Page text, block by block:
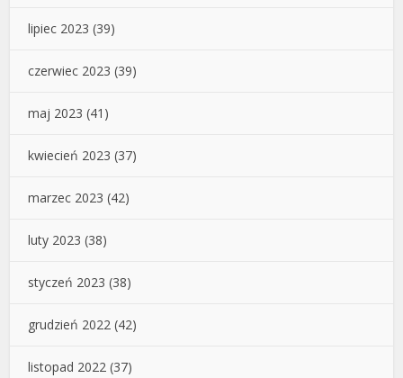
lipiec 2023 (39)
czerwiec 2023 (39)
maj 2023 (41)
kwiecień 2023 (37)
marzec 2023 (42)
luty 2023 (38)
styczeń 2023 (38)
grudzień 2022 (42)
listopad 2022 (37)